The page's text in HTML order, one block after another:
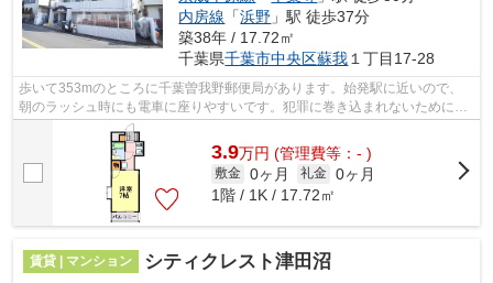
内房線 「浜野 」駅 徒歩37分
築38年 / 17.72㎡
千葉県千葉市中央区蘇我 １丁目17-28
歩いて353mのところに千葉曽我野郵便局があります。始発駅に近いので、
朝のラッシュ時にも電車に座りやすいです。犯罪に巻き込まれないために防
犯強化地域があります。「TOP蘇我」の物...
3.9万円 (管理費等：- )
敷金 0ヶ月 礼金 0ヶ月
1階 / 1K / 17.72㎡
賃貸 | マンション シティクレスト津田沼